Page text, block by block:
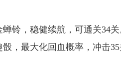
铃，稳健续航，可通关34
，最大化回血概率，冲击